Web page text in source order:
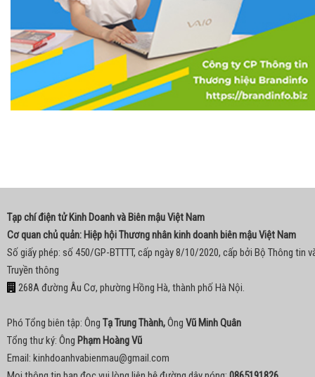
Tạp chí điện tử Kinh Doanh và Biên mậu Việt Nam
Cơ quan chủ quản: Hiệp hội Thương nhân kinh doanh biên mậu Việt Nam
Số giấy phép: số 450/GP-BTTTT, cấp ngày 8/10/2020, cấp bởi Bộ Thông tin
Truyền thông
268A đường Âu Cơ, phường Hồng Hà, thành phố Hà Nội.
Phó Tổng biên tập: Ông Tạ Trung Thành,Ông Vũ Minh Quân
Tổng thư ký: Ông Phạm Hoàng Vũ
Email: kinhdoanhvabienmau@gmail.com